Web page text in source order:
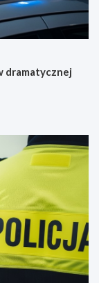
dramatycznej